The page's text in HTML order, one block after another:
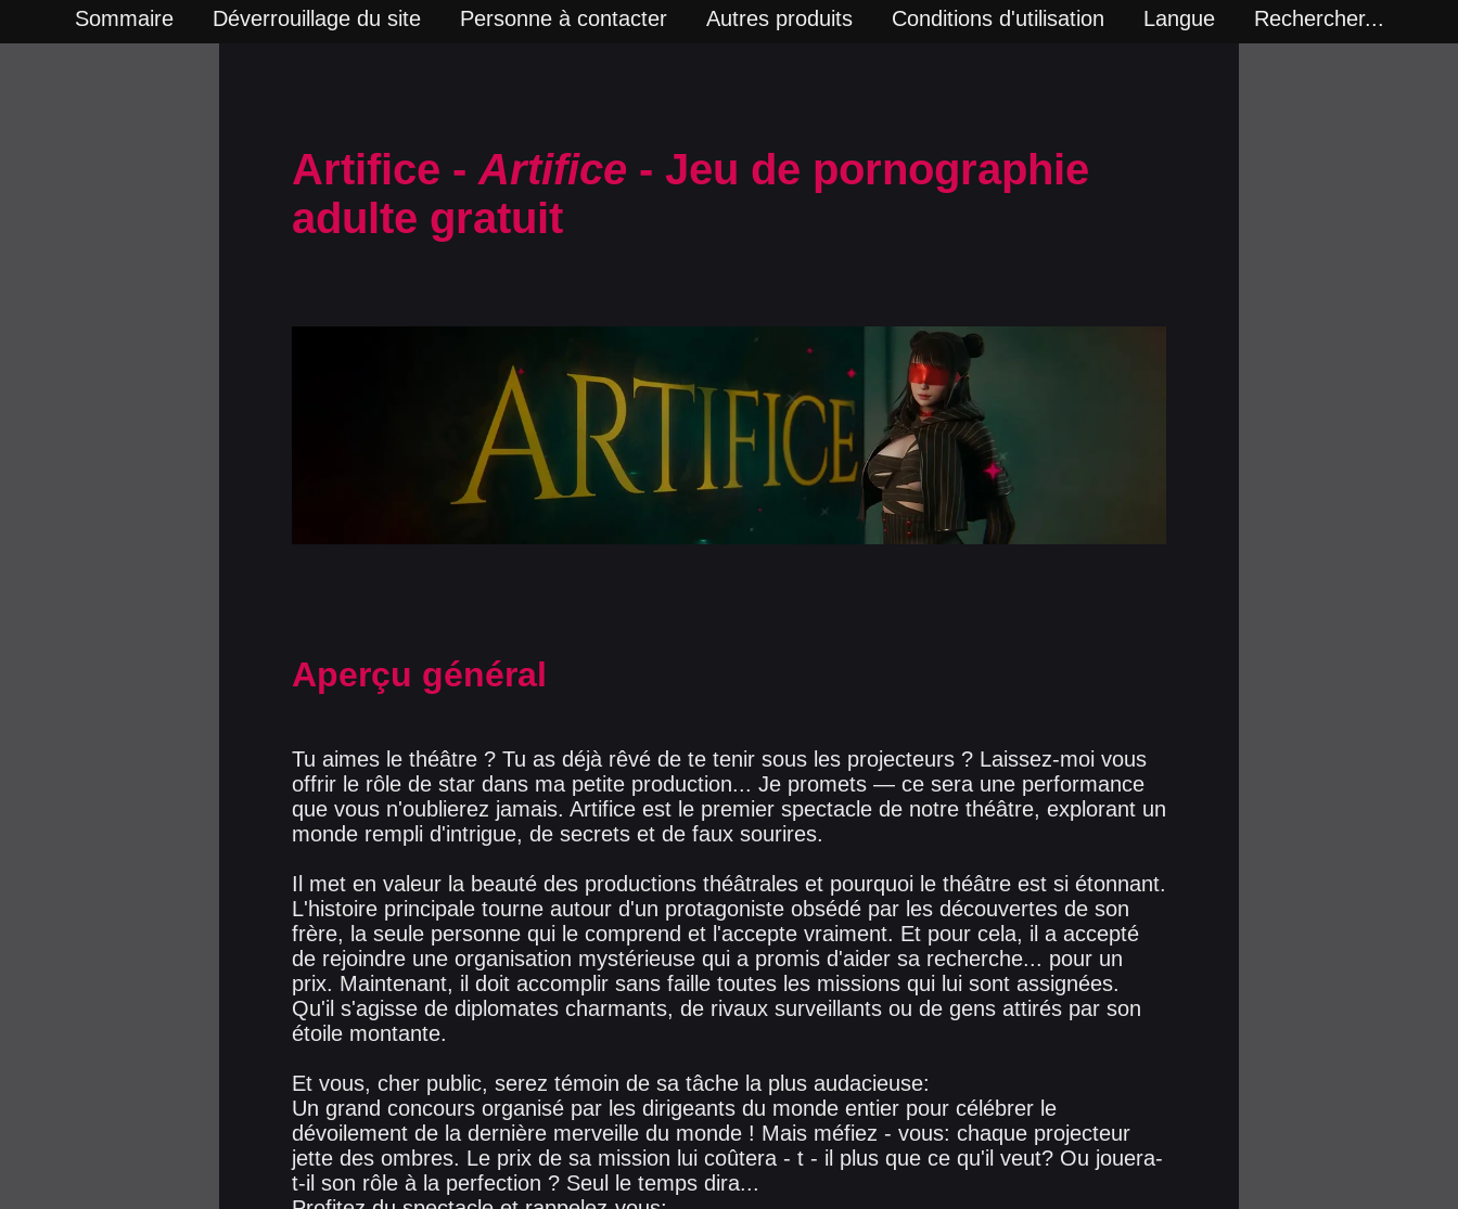
Sommaire Déverrouillage du site Personne à contacter Autres produits Conditions d'utilisation Langue Rechercher...
Artifice - Artifice - Jeu de pornographie
adulte gratuit
Aperçu général
Tu aimes le théâtre ? Tu as déjà rêvé de te tenir sous les projecteurs ? Laissez-moi vous
offrir le rôle de star dans ma petite production... Je promets — ce sera une performance
que vous n'oublierez jamais. Artifice est le premier spectacle de notre théâtre, explorant un
monde rempli d'intrigue, de secrets et de faux sourires.
Il met en valeur la beauté des productions théâtrales et pourquoi le théâtre est si étonnant.
L'histoire principale tourne autour d'un protagoniste obsédé par les découvertes de son
frère, la seule personne qui le comprend et l'accepte vraiment. Et pour cela, il a accepté
de rejoindre une organisation mystérieuse qui a promis d'aider sa recherche... pour un
prix. Maintenant, il doit accomplir sans faille toutes les missions qui lui sont assignées.
Qu'il s'agisse de diplomates charmants, de rivaux surveillants ou de gens attirés par son
étoile montante.
Et vous, cher public, serez témoin de sa tâche la plus audacieuse:
Un grand concours organisé par les dirigeants du monde entier pour célébrer le
dévoilement de la dernière merveille du monde ! Mais méfiez - vous: chaque projecteur
jette des ombres. Le prix de sa mission lui coûtera - t - il plus que ce qu'il veut? Ou jouera-
t-il son rôle à la perfection ? Seul le temps dira...